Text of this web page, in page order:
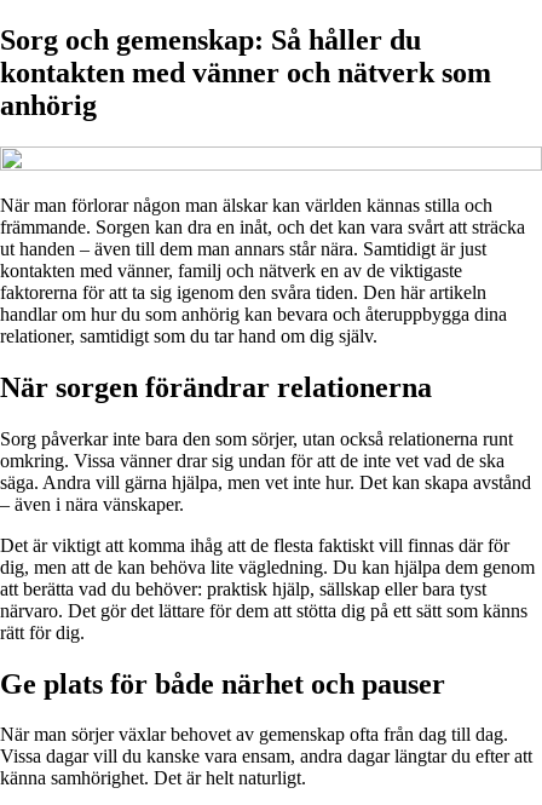
Sorg och gemenskap: Så håller du
kontakten med vänner och nätverk som
anhörig
När man förlorar någon man älskar kan världen kännas stilla och
främmande. Sorgen kan dra en inåt, och det kan vara svårt att sträcka
ut handen – även till dem man annars står nära. Samtidigt är just
kontakten med vänner, familj och nätverk en av de viktigaste
faktorerna för att ta sig igenom den svåra tiden. Den här artikeln
handlar om hur du som anhörig kan bevara och återuppbygga dina
relationer, samtidigt som du tar hand om dig själv.
När sorgen förändrar relationerna
Sorg påverkar inte bara den som sörjer, utan också relationerna runt
omkring. Vissa vänner drar sig undan för att de inte vet vad de ska
säga. Andra vill gärna hjälpa, men vet inte hur. Det kan skapa avstånd
– även i nära vänskaper.
Det är viktigt att komma ihåg att de flesta faktiskt vill finnas där för
dig, men att de kan behöva lite vägledning. Du kan hjälpa dem genom
att berätta vad du behöver: praktisk hjälp, sällskap eller bara tyst
närvaro. Det gör det lättare för dem att stötta dig på ett sätt som känns
rätt för dig.
Ge plats för både närhet och pauser
När man sörjer växlar behovet av gemenskap ofta från dag till dag.
Vissa dagar vill du kanske vara ensam, andra dagar längtar du efter att
känna samhörighet. Det är helt naturligt.